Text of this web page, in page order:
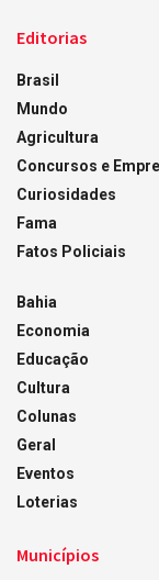
Editorias
Brasil
Mundo
Agricultura
Concursos e
Curiosidades
Fama
Fatos Policiais
Bahia
Economia
Educação
Cultura
Colunas
Geral
Eventos
Loterias
Municípios